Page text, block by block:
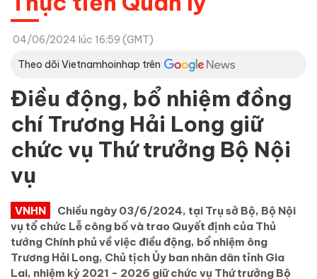
04/06/2024 lúc 16:59 (GMT)
Theo dõi Vietnamhoinhap trên
Điều động, bổ nhiệm đồng
chí Trương Hải Long giữ
chức vụ Thứ trưởng Bộ Nội
vụ
VNHN
Chiều ngày 03/6/2024, tại Trụ sở Bộ, Bộ Nội
vụ tổ chức Lễ công bố và trao Quyết định của Thủ
tướng Chính phủ về việc điều động, bổ nhiệm ông
Trương Hải Long, Chủ tịch Ủy ban nhân dân tỉnh Gia
Lai, nhiệm kỳ 2021 - 2026 giữ chức vụ Thứ trưởng Bộ